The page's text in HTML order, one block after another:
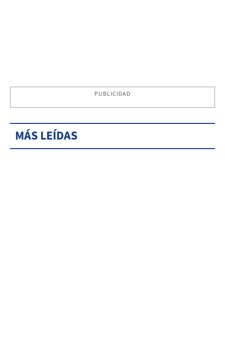
PUBLICIDAD
MÁS LEÍDAS